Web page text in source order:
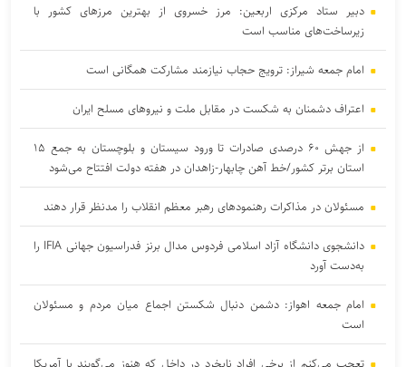
دبیر ستاد مرکزی اربعین: مرز خسروی از بهترین مرزهای کشور با
زیرساخت‌های مناسب است
امام جمعه شیراز: ترویج حجاب نیازمند مشارکت همگانی است
اعتراف دشمنان به شکست در مقابل ملت و نیرو‌های مسلح ایران
از جهش ۶۰ درصدی صادرات تا ورود سیستان و بلوچستان به جمع ۱۵
استان برتر کشور/خط آهن چابهار-زاهدان در هفته دولت افتتاح می‌شود
مسئولان در مذاکرات رهنمود‌های رهبر معظم انقلاب را مدنظر قرار دهند
دانشجوی دانشگاه آزاد اسلامی فردوس مدال برنز فدراسیون جهانی IFIA را
به‌دست آورد
امام جمعه اهواز: دشمن دنبال شکستن اجماع میان مردم و مسئولان
است
تعجب می‌کنم از برخی افراد نابخرد در داخل که هنوز می‌گویند با آمریکا